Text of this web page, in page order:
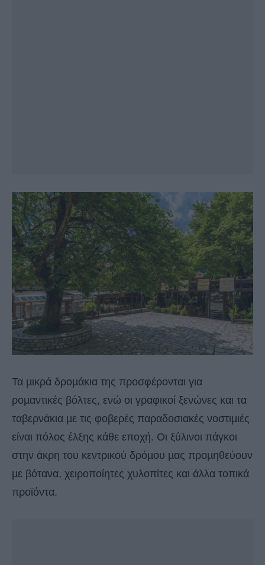
Τα µικρά δροµάκια της προσφέρονται για
ροµαντικές βόλτες, ενώ οι γραφικοί ξενώνες και τα
ταβερνάκια µε τις φοβερές παραδοσιακές νοστιµιές
είναι πόλος έλξης κάθε εποχή. Οι ξύλινοι πάγκοι
στην άκρη του κεντρικού δρόµου µας προµηθεύουν
µε βότανα, χειροποίητες χυλοπίτες και άλλα τοπικά
προϊόντα.